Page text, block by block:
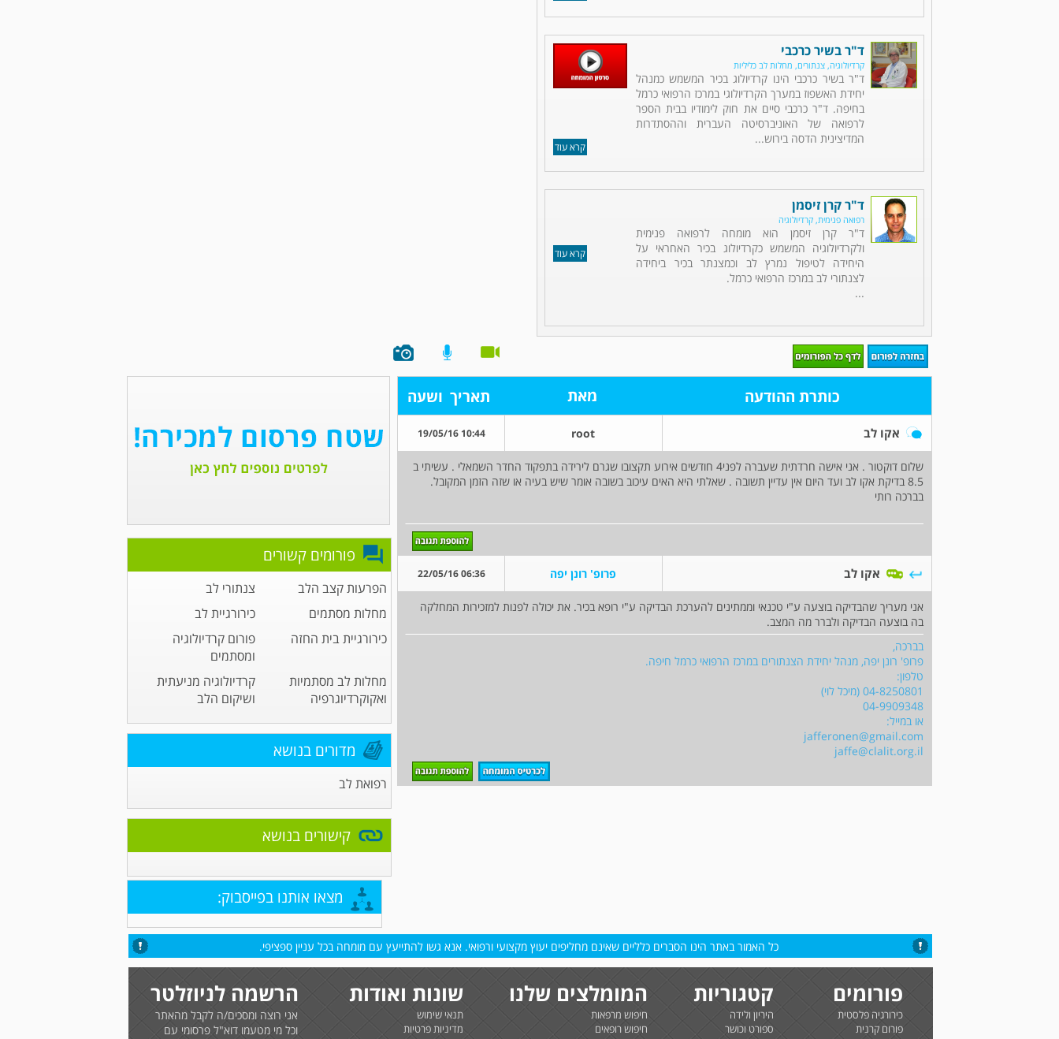
קרא עוד
ד"ר בשיר כרכבי
קרדיולוגיה, צנתורים, מחלות לב כליליות
ד"ר בשיר כרכבי הינו קרדיולוג בכיר המשמש כמנהל
יחידת האשפוז במערך הקרדיולוגי במרכז הרפואי כרמל
בחיפה. ד"ר כרכבי סיים את חוק לימודיו בבית הספר
לרפואה של האוניברסיטה העברית וההסתדרות
המדיצינית הדסה בירוש...
קרא עוד
ד"ר קרן זיסמן
רפואה פנימית, קרדיולוגיה
ד"ר קרן זיסמן הוא מומחה לרפואה פנימית
ולקרדיולוגיה המשמש כקרדיולוג בכיר האחראי על
היחידה לטיפול נמרץ לב וכמצנתר בכיר ביחידה
לצנתורי לב במרכז הרפואי כרמל.
...
כותרת ההודעה מאת תאריך ושעה
אקו לב root
10:44 19/05/16
שלום דוקטור . אני אישה חרדתית שעברה לפני4 חודשים אירוע תקצובו שגרם לירידה בתפקוד החדר השמאלי . עשיתי ב
8.5 בדיקת אקו לב ועד היום אין עדיין תשובה . שאלתי היא האים עיכוב בשובה אומר שיש בעיה או שזה הזמן המקובל.
בברכה רותי
אקו לב פרופ' רונן יפה 06:36 22/05/16
אני מעריך שהבדיקה בוצעה ע"י טכנאי וממתינים להערכת הבדיקה ע"י רופא בכיר. את יכולה לפנות למזכירות המחלקה
בה בוצעה הבדיקה ולברר מה המצב.
בברכה,
פרופ' רונן יפה, מנהל יחידת הצנתורים במרכז הרפואי כרמל חיפה.
טלפון:
04-8250801 (מיכל לוי)
04-9909348
או במייל:
jafferonen@gmail.com
jaffe@clalit.org.il
פורומים קשורים
הפרעות קצב הלב
צנתורי לב
מחלות מסתמים
כירורגיית לב
כירורגיית בית החזה
פורום קרדיולוגיה
ומסתמים
מחלות לב מסתמיות
ואקוקרדיוגרפיה
קרדיולוגיה מניעתית
ושיקום הלב
מדורים בנושא
רפואת לב
קישורים בנושא
מצאו אותנו בפייסבוק:
כל האמור באתר הינו הסברים כלליים שאינם מחליפים יעוץ מקצועי ורפואי. אנא גשו להתייעץ עם מומחה בכל עניין ספציפי.
פורומים
כירורגיה פלסטית
פורום קרנית
קטגוריות
היריון ולידה
ספורט וכושר
המומלצים שלנו
חיפוש מרפאות
חיפוש רופאים
שונות ואודות
תנאי שימוש
מדיניות פרטיות
הרשמה לניוזלטר
אני רוצה ומסכים/ה לקבל מהאתר
וכל מי מטעמו דוא"ל פרסומי עם